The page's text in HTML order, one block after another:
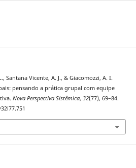
Santana Vicente, A. J., & Giacomozzi, A. I.
pensando a prática grupal com equipe
Nova Perspectiva Sistêmica, 32(77), 69–84.